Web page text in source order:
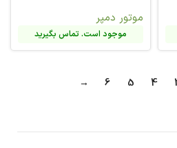
موتور دمپر
موجود است. تماس بگیرید
4
5
6
→